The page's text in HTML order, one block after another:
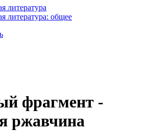
литература
литература: общее
фрагмент -
ржавчина